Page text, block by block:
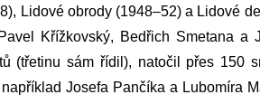
Lidové obrody (1948–52) a Lidové
Křížkovský, Bedřich Smetana a
(třetinu sám řídil), natočil přes 150
Josefa Pančíka a Lubomíra